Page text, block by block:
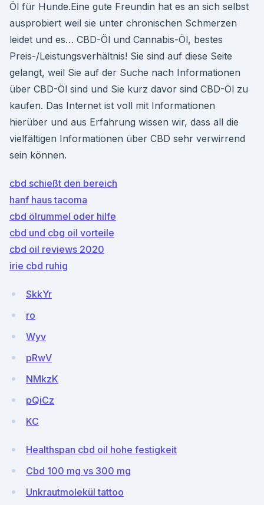
Öl für Hunde.Eine gute Freundin hat es an sich selbst
ausprobiert weil sie unter chronischen Schmerzen
leidet und es… CBD-Öl und Cannabis-Öl, bestes
Preis-/Leistungsverhältnis! Sie sind auf diese Seite
gelangt, weil Sie auf der Suche nach Informationen
über CBD-Öl sind und Sie kurz davor sind CBD-Öl zu
kaufen. Das Internet ist voll mit Informationen
hierüber und aus Erfahrung wissen wir, dass all die
vielfältigen Informationen über CBD sehr verwirrend
sein können.
cbd schießt den bereich
hanf haus tacoma
cbd ölrummel oder hilfe
cbd und cbg oil vorteile
cbd oil reviews 2020
irie cbd ruhig
SkkYr
ro
Wyv
pRwV
NMkzK
pQiCz
KC
Healthspan cbd oil hohe festigkeit
Cbd 100 mg vs 300 mg
Unkrautmolekül tattoo